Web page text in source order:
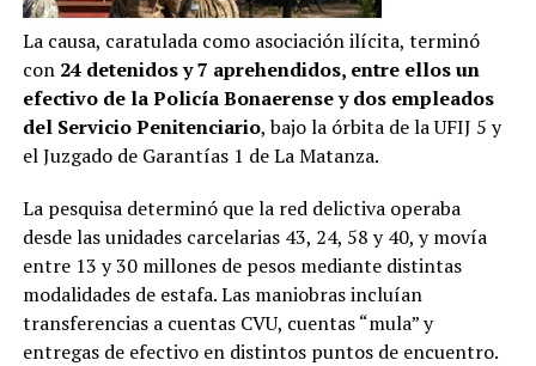
La causa, caratulada como asociación ilícita, terminó
con24 detenidos y 7 aprehendidos, entre ellos un
efectivo de la Policía Bonaerense y dos empleados
del Servicio Penitenciario, bajo la órbita de la UFIJ 5 y
el Juzgado de Garantías 1 de La Matanza.
La pesquisa determinó que la red delictiva operaba
desde las unidades carcelarias 43, 24, 58 y 40, y movía
entre 13 y 30 millones de pesos mediante distintas
modalidades de estafa. Las maniobras incluían
transferencias a cuentas CVU, cuentas “mula” y
entregas de efectivo en distintos puntos de encuentro.